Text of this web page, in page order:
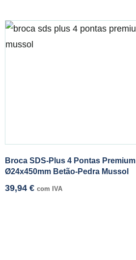
Broca SDS-Plus 4 Pontas Premium
Ø24x450mm Betão-Pedra Mussol
39,94 € com IVA